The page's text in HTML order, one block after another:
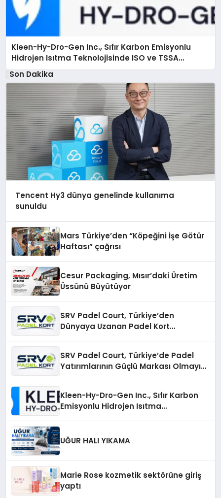
Kleen-Hy-Dro-Gen Inc., Sıfır Karbon Emisyonlu
Hidrojen Isıtma Teknolojisinde ISO ve TSSA
Düzenleyici Onaylarını Aldı
Son Dakika
Tencent Hy3 dünya genelinde kullanıma
sunuldu
Mars Türkiye’den “Köpeğini İşe Götür
Haftası” çağrısı
Cesur Packaging, Mısır’daki Üretim
Üssünü Büyütüyor
SRV Padel Court, Türkiye’den
Dünyaya Uzanan Padel Kort
SRV Padel Court, Türkiye’de Padel
Yatırımlarının Güçlü Markası Olmayı
Kleen-Hy-Dro-Gen Inc., Sıfır Karbon
Emisyonlu Hidrojen Isıtma
UĞUR HALI YIKAMA
Marie Rose kozmetik sektörüne giriş
yaptı